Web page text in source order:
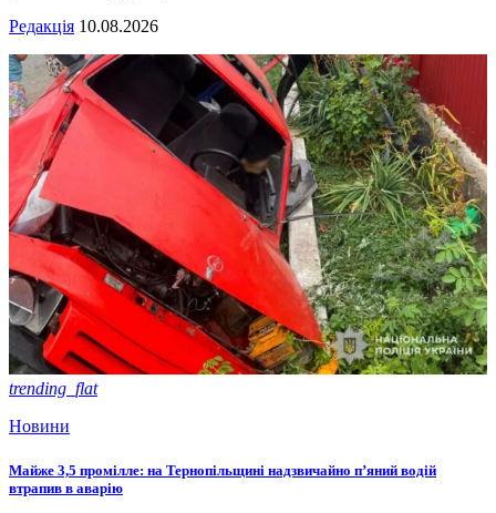
Редакція 10.08.2026
trending_flat
Новини
Майже 3,5 промілле: на Тернопільщині надзвичайно п’яний водій
втрапив в аварію